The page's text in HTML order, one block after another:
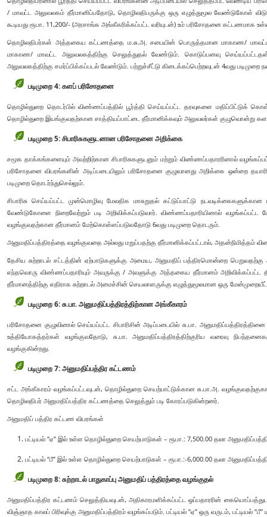
/ மாவட்ட அலுவலகம் தீர்மானிப்பதோடு, தொழிலதிபருக்கு ஒரு எழுத்துமூல வேண்டுகோள்
கூடியது ரூபா. 11,200/- (அரசாங்க அங்கீகரிக்கப்பட்ட வரியுடன்) உம் பரிசோதனை கட்டணமாக
தொழிலதிபர்கள் அத்தகைய கட்டணத்தை ம.சு.அ. சபையின் பொருத்தமான மாகாண/
மாகாண/ மாவட்ட அலுவலகத்திற்கு செலுத்துதல் வேண்டும். கொடுப்பனவு
அலுவலகத்திற்கு சமர்ப்பிக்கப்படல் வேண்டும். பற்றுச்சீட்டு கிடைக்கப்பெற்றவுடன் 4வது படிமுறை
படிமுறை 4: களப் பரிசோதனை
தொழில்துறை தொடர்பில் விண்ணப்பத்தில் பூர்த்தி செய்யப்பட்ட தரவுகளை மதிப்பிட்டுக்
தொழில்துறை இயங்குவதற்கான சாத்தியப்பாட்டை தீர்மானிக்கவும் அலுவலர்கள்
படிமுறை 5: சிபாரிசுகளுடனான பரிசோதனை அறிக்கை
சமூக தாக்கங்களையும் அவற்றிற்கான சிபாரிசுகளுடனும் மற்றும் விண்ணப்பதாரரினால்
பரிசோதனை விபரங்களின் அடிப்படையிலும் பரிசோதனை குழுவானது அறிக்கை ஒன்றை
படிமுறை தொடர்ந்துசெல்லும்.
சிபாரிசு செய்யப்பட்ட முன்மொழிவு மேலதிக மாசுறுதல் கட்டுப்பாட்டு
வேண்டுகோளை நிறைவேற்றும் படி அறிவிக்கப்படுவார். விண்ணப்பதாரியினால் வழங்கப்பட்ட
வழங்குவதற்கான தீர்மானம் மேற்கொள்ளப்படுவதோடு 6வது படிமுறை தொடரும்.
அனுமதிப்பத்திரத்தை வழங்குவதை அல்லது மறுப்பதற்கு தீர்மானிக்கப்பட்டால், அதன்நிமித்தம்
தேசிய சுற்றாடல் சட்டத்தின் ஏற்பாடுகளுக்கு அமைய, அனுமதிப் பத்திரமொன்றை பெறுவதற்கு
எந்தவொரு விண்ணப்பதாரியும் அவருக்கு / அவளுக்கு அத்தகைய தீர்மானம் அறிவிக்கப்பட்ட
தீர்மானத்திற்கு எதிராக சுற்றாடல் அமைச்சின் செயலாளருக்கு எழுத்துமூலமான ஒரு
படிமுறை 6: சு.பா. அனுமதிப்பத்திரத்திற்கான அங்கீகாரம்
பரிசோதனை குழுவினால் செய்யப்பட்ட சிபாரிசின் அடிப்படையில் சு.பா.
உத்தியோகத்தர்கள் வழங்குவதோடு, சு.பா. அனுமதிப்பத்திரத்திற்குரிய வரைவு
வழங்குகின்றது.
படிமுறை 7: அனுமதிப்பத்திர கட்டணம்
சட்ட அங்கீகாரம் வழங்கப்பட்டவுடன், தொழில்துறை செயற்பாட்டுக்கான சு.பா.அ.
தொழிலதிபர் அனுமதிப்பத்திர கட்டணத்தை செலுத்தும் படி கோரப்படுகின்றனர்.
அனுமதிப் பத்திர கட்டண விபரங்கள்
பட்டியல் “ஏ” இல் உள்ள தொழில்துறை செயற்பாடுகள் – ரூபா.: 7,500.00 தலா
பட்டியல் “பீ” இல் உள்ள தொழில்துறை செயற்பாடுகள் – ரூபா.:-6,000.00 தலா
படிமுறை 8: சுற்றாடல் பாதுகாப்பு அனுமதிப் பத்திரத்தை வழங்குதல்
அனுமதிப்பத்திர கட்டணம் செலுத்தியவுடன், அதிகாரமளிக்கப்பட்ட ஒப்பதாரரின்
விஞ்ஞாத காலப் பிரிவுக்கு அனுமதிப்பத்திரம் வழங்கப்படும். பட்டியல் “ஏ” ஒரு வருடம், பட்டியல் “பீ”